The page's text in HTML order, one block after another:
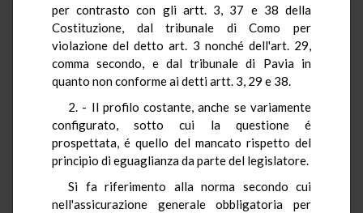
per contrasto con gli artt. 3, 37 e 38 della
Costituzione, dal tribunale di Como per
violazione del detto art. 3 nonché dell'art. 29,
comma secondo, e dal tribunale di Pavia in
quanto non conforme ai detti artt. 3, 29 e 38.
2. - Il profilo costante, anche se variamente
configurato, sotto cui la questione é
prospettata, é quello del mancato rispetto del
principio di eguaglianza da parte del legislatore.
Si fa riferimento alla norma secondo cui
nell'assicurazione generale obbligatoria per